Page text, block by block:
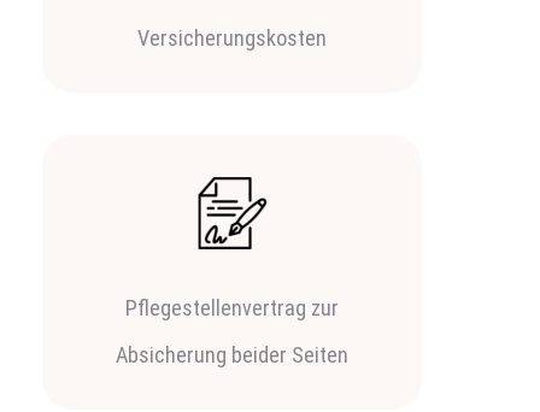
Versicherungskosten
Pflegestellenvertrag zur
Absicherung beider Seiten